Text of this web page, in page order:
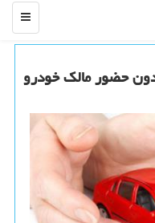
منو
حضور مالك خودرو